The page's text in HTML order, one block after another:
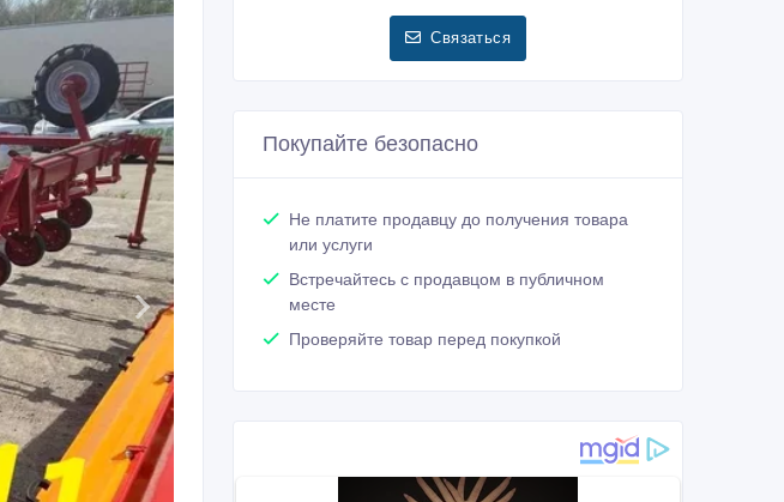
Связаться
Покупайте безопасно
Не платите продавцу до получения товара
или услуги
Встречайтесь с продавцом в публичном
месте
Проверяйте товар перед покупкой